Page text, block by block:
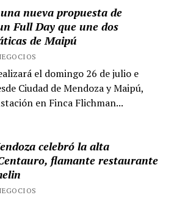
nueva propuesta de
Full Day que une dos
de Maipú
el domingo 26 de julio e
Ciudad de Mendoza y Maipú,
en Finca Flichman...
celebró la alta
flamante restaurante